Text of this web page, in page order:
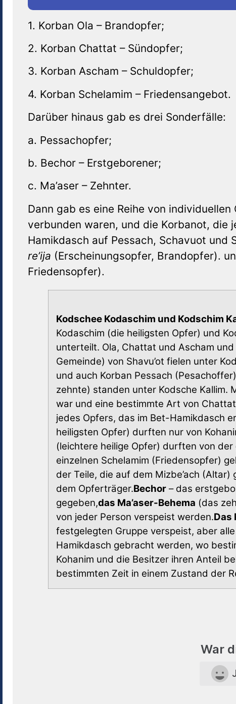
1. Korban Ola – Brandopfer;
2. Korban Chattat – Sündopfer;
3. Korban Ascham – Schuldopfer;
4. Korban Schelamim – Friedensangebot.
Darüber hinaus gab es drei Sonderfälle:
a. Pessachopfer;
b. Bechor – Erstgeborener;
c. Ma’aser – Zehnter.
Dann gab es eine Reihe von
verbunden waren, und die Korbanot, die
Hamikdasch auf Pessach, Schavuot und
re’ija (Erscheinungsopfer, Brandopfer).
Friedensopfer).
Kodschee Kodaschim und Kodschim
Kodaschim (die heiligsten Opfer) und
unterteilt. Ola, Chattat und Ascham
Gemeinde) von Shavu’ot fielen unter
und auch Korban Pessach
zehnte) standen unter Kodsche Kallim.
war und eine bestimmte Art von
jedes Opfers, das im Bet-Hamikdasch
heiligsten Opfer) durften nur von
(leichtere heilige Opfer) durften von
einzelnen Schelamim (Friedensopfer)
der Teile, die auf dem Mizbe’ach
dem Opferträger.Bechor – das
gegeben,das Ma’aser-Behema (das
von jeder Person verspeist werden.Das
festgelegten Gruppe verspeist, aber
Hamikdasch gebracht werden, wo
Kohanim und die Besitzer ihren Anteil
bestimmten Zeit in einem Zustand der
War